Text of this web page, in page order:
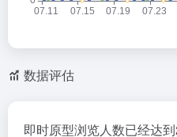
数据评估
即时原型浏览人数已经达